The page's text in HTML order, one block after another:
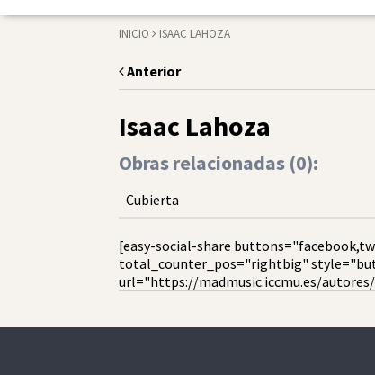
INICIO ISAAC LAHOZA
Anterior
Isaac Lahoza
Obras relacionadas (0):
Cubierta
[easy-social-share
total_counter_pos="rightbig"
url="https://madmusic.iccmu.es/